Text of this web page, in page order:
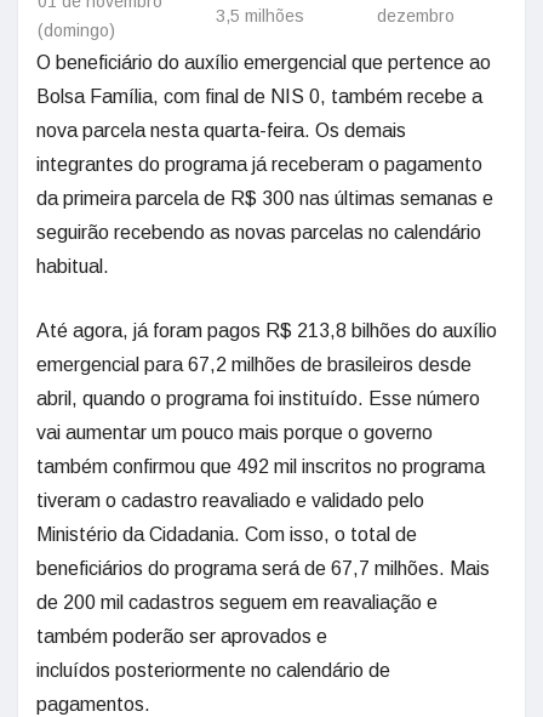
(domingo)
3,5 milhões dezembro
O beneficiário do auxílio emergencial que pertence ao
Bolsa Família, com final de NIS 0, também recebe a
nova parcela nesta quarta-feira. Os demais
integrantes do programa já receberam o pagamento
da primeira parcela de R$ 300 nas últimas semanas e
seguirão recebendo as novas parcelas no calendário
habitual.
Até agora, já foram pagos R$ 213,8 bilhões do auxílio
emergencial para 67,2 milhões de brasileiros desde
abril, quando o programa foi instituído. Esse número
vai aumentar um pouco mais porque o governo
também confirmou que 492 mil inscritos no programa
tiveram o cadastro reavaliado e validado pelo
Ministério da Cidadania. Com isso, o total de
beneficiários do programa será de 67,7 milhões. Mais
de 200 mil cadastros seguem em reavaliação e
também poderão ser aprovados e
incluídos posteriormente no calendário de
pagamentos.